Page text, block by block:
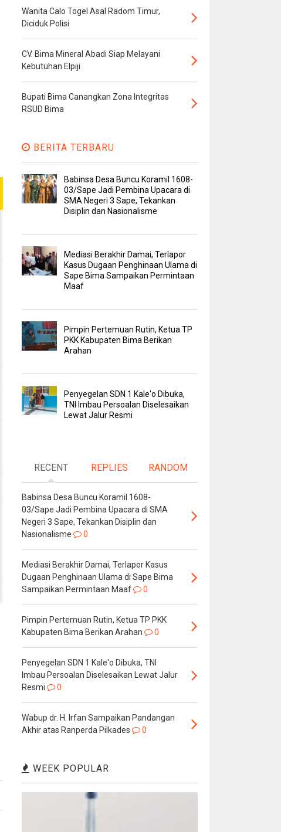
Wanita Calo Togel Asal Radom Timur,
Diciduk Polisi
CV. Bima Mineral Abadi Siap Melayani
Kebutuhan Elpiji
Bupati Bima Canangkan Zona Integritas
RSUD Bima
BERITA TERBARU
Babinsa Desa Buncu Koramil 1608-
03/Sape Jadi Pembina Upacara di
SMA Negeri 3 Sape, Tekankan
Disiplin dan Nasionalisme
Mediasi Berakhir Damai, Terlapor
Kasus Dugaan Penghinaan Ulama di
Sape Bima Sampaikan Permintaan
Maaf
Pimpin Pertemuan Rutin, Ketua TP
PKK Kabupaten Bima Berikan
Arahan
Penyegelan SDN 1 Kale'o Dibuka,
TNI Imbau Persoalan Diselesaikan
Lewat Jalur Resmi
RECENT REPLIES RANDOM
Babinsa Desa Buncu Koramil 1608-
03/Sape Jadi Pembina Upacara di SMA
Negeri 3 Sape, Tekankan Disiplin dan
Nasionalisme
0
Mediasi Berakhir Damai, Terlapor Kasus
Dugaan Penghinaan Ulama di Sape Bima
Sampaikan Permintaan Maaf
0
Pimpin Pertemuan Rutin, Ketua TP PKK
Kabupaten Bima Berikan Arahan
0
Penyegelan SDN 1 Kale'o Dibuka, TNI
Imbau Persoalan Diselesaikan Lewat Jalur
Resmi
0
Wabup dr. H. Irfan Sampaikan Pandangan
Akhir atas Ranperda Pilkades
0
WEEK POPULAR